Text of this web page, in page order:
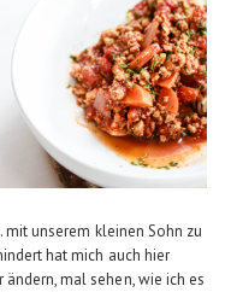
mit unserem kleinen Sohn zu
hat mich auch hier
mal sehen, wie ich es